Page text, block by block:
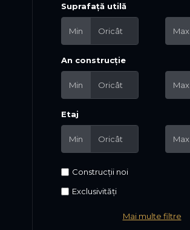
Suprafață utilă
Min Max
An construcție
Min Max
Etaj
Min Max
Construcții noi
Exclusivități
Mai multe filtre